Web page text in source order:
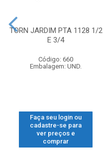
TORN JARDIM PTA 1128 1/2
E 3/4
Código: 660
Embalagem: UND.
Faça seu login ou
cadastre-se para
ver preços e
comprar